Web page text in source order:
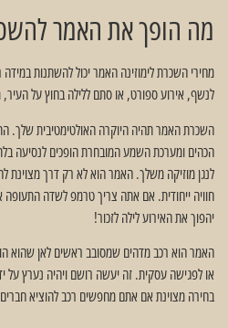
מה הופך את האמר
מחירי השכרת לימוזינה האמר יכול להשתנות
לנשף, אירוע ספורט, או סתם ללילה בחוץ על
השכרת האמר תהיה היוקרה האולטימטיבית שלך.
לנגן מוזיקה משלך. האמר הוא לא רק דרך
חוויה ייחודית. אם אתה צריך טרמפ לשדה
יהפוך את האירוע לילה לזכור!
האמר הוא רכב מדהים שמסובב ראשים לאן שהוא
או לפגישה עסקית. זה יעשה רושם ויהיה נערץ על
בחירה מצוינת אם אתם מחפשים רכב להוציא